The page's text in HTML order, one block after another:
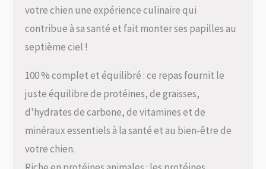
votre chien une expérience culinaire qui
contribue à sa santé et fait monter ses papilles au
septième ciel !
100 % complet et équilibré : ce repas fournit le
juste équilibre de protéines, de graisses,
d'hydrates de carbone, de vitamines et de
minéraux essentiels à la santé et au bien-être de
votre chien.